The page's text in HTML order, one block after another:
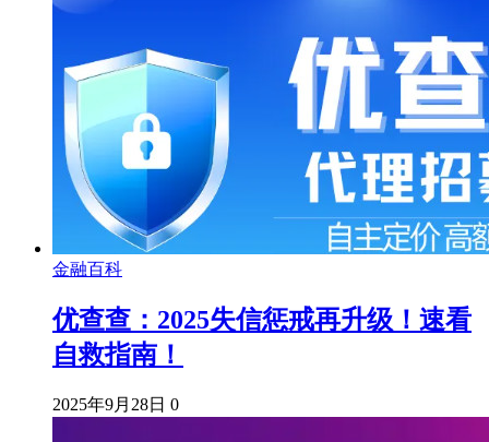
金融百科
优查查：2025失信惩戒再升级！速看
自救指南！
2025年9月28日 0